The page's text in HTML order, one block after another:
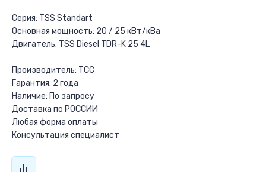
Серия: TSS Standart
Основная мощность: 20 / 25 кВт/кВа
Двигатель: TSS Diesel TDR-K 25 4L
Производитель: ТСС
Гарантия: 2 года
Наличие: По запросу
Доставка по РОССИИ
Любая форма оплаты
Консультация специалист